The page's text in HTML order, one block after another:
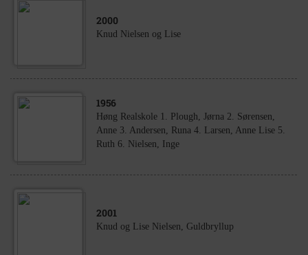
2000
Knud Nielsen og Lise
1956
Høng Realskole 1. Plough, Jørna 2. Sørensen,
Anne 3. Andersen, Runa 4. Larsen, Anne Lise 5.
Ruth 6. Nielsen, Inge
2001
Knud og Lise Nielsen, Guldbryllup